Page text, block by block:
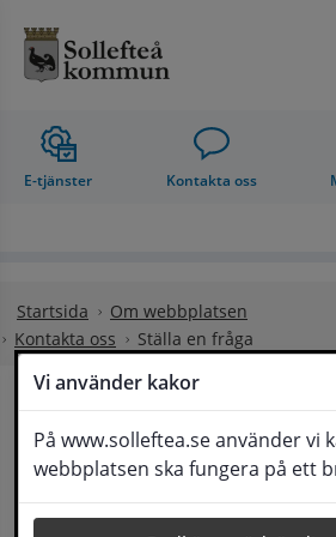
Vi använder kakor
På www.solleftea.se använder vi
webbplatsen ska fungera på ett
E-tjänster Kontakta oss
Startsida
Om webbplatsen
Kontakta oss
Ställa en fråga
Ställa en fråga
Om din fråga är omfattande